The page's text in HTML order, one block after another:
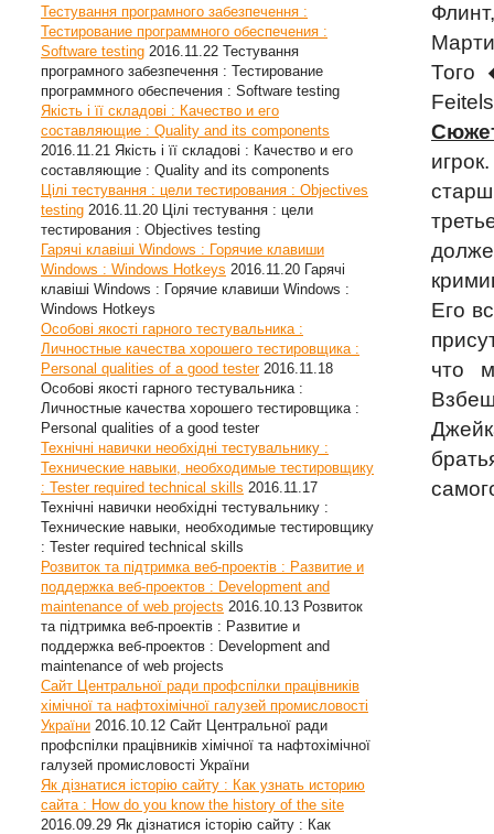
Тестування програмного забезпечення :
Тестирование программного обеспечения :
Software testing 2016.11.22 Тестування
програмного забезпечення : Тестирование
программного обеспечения : Software testing
Якість і її складові : Качество и его
составляющие : Quality and its components
2016.11.21 Якість і її складові : Качество и его
составляющие : Quality and its components
Цілі тестування : цели тестирования : Objectives
testing 2016.11.20 Цілі тестування : цели
тестирования : Objectives testing
Гарячі клавіші Windows : Горячие клавиши
Windows : Windows Hotkeys 2016.11.20 Гарячі
клавіші Windows : Горячие клавиши Windows :
Windows Hotkeys
Особові якості гарного тестувальника :
Личностные качества хорошего тестировщика :
Personal qualities of a good tester 2016.11.18
Особові якості гарного тестувальника :
Личностные качества хорошего тестировщика :
Personal qualities of a good tester
Технічні навички необхідні тестувальнику :
Технические навыки, необходимые тестировщику
: Tester required technical skills 2016.11.17
Технічні навички необхідні тестувальнику :
Технические навыки, необходимые тестировщику
: Tester required technical skills
Розвиток та підтримка веб-проектів : Развитие и
поддержка веб-проектов : Development and
maintenance of web projects 2016.10.13 Розвиток
та підтримка веб-проектів : Развитие и
поддержка веб-проектов : Development and
maintenance of web projects
Сайт Центральної ради профспілки працівників
хімічної та нафтохімічної галузей промисловості
України 2016.10.12 Сайт Центральної ради
профспілки працівників хімічної та нафтохімічної
галузей промисловості України
Як дізнатися історію сайту : Как узнать историю
сайта : How do you know the history of the site
2016.09.29 Як дізнатися історію сайту : Как
Того
Его
что